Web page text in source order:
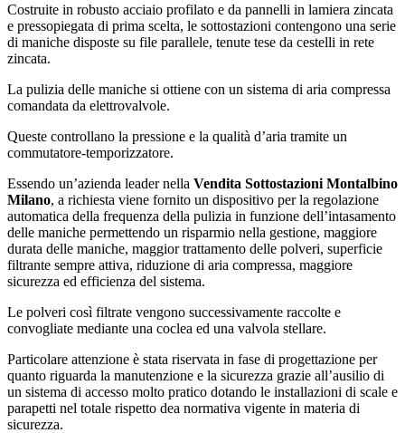
Costruite in robusto acciaio profilato e da pannelli in lamiera zincata
e pressopiegata di prima scelta, le sottostazioni contengono una serie
di maniche disposte su file parallele, tenute tese da cestelli in rete
zincata.
La pulizia delle maniche si ottiene con un sistema di aria compressa
comandata da elettrovalvole.
Queste controllano la pressione e la qualità d’aria tramite un
commutatore-temporizzatore.
Essendo un’azienda leader nella Vendita Sottostazioni Montalbino
Milano, a richiesta viene fornito un dispositivo per la regolazione
automatica della frequenza della pulizia in funzione dell’intasamento
delle maniche permettendo un risparmio nella gestione, maggiore
durata delle maniche, maggior trattamento delle polveri, superficie
filtrante sempre attiva, riduzione di aria compressa, maggiore
sicurezza ed efficienza del sistema.
Le polveri così filtrate vengono successivamente raccolte e
convogliate mediante una coclea ed una valvola stellare.
Particolare attenzione è stata riservata in fase di progettazione per
quanto riguarda la manutenzione e la sicurezza grazie all’ausilio di
un sistema di accesso molto pratico dotando le installazioni di scale e
parapetti nel totale rispetto dea normativa vigente in materia di
sicurezza.